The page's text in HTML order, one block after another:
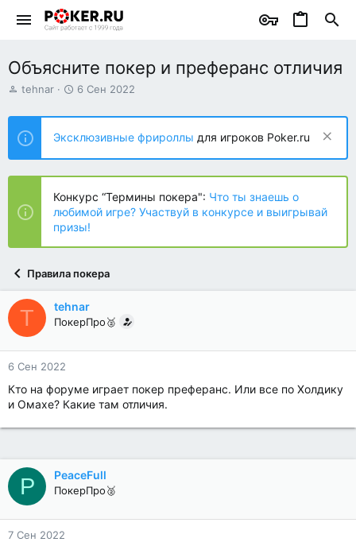
Объясните покер и преферанс отличия
А
т
о
р
т
е
ы
tehnar
Д
т
н
а
ч
л
а
6 Сен 2022
Эксклюзивные фрироллы для игроков Poker.ru
Конкурс “Термины покера": Что ты знаешь о
любимой игре? Участвуй в конкурсе и выигрывай
призы!
Правила покера
T tehnar
ПокерПро🥈
6 Сен 2022
Кто на форуме играет покер преферанс. Или все по Холдику
и Омахе? Какие там отличия.
P PeaceFull
ПокерПро🥈
7 Сен 2022